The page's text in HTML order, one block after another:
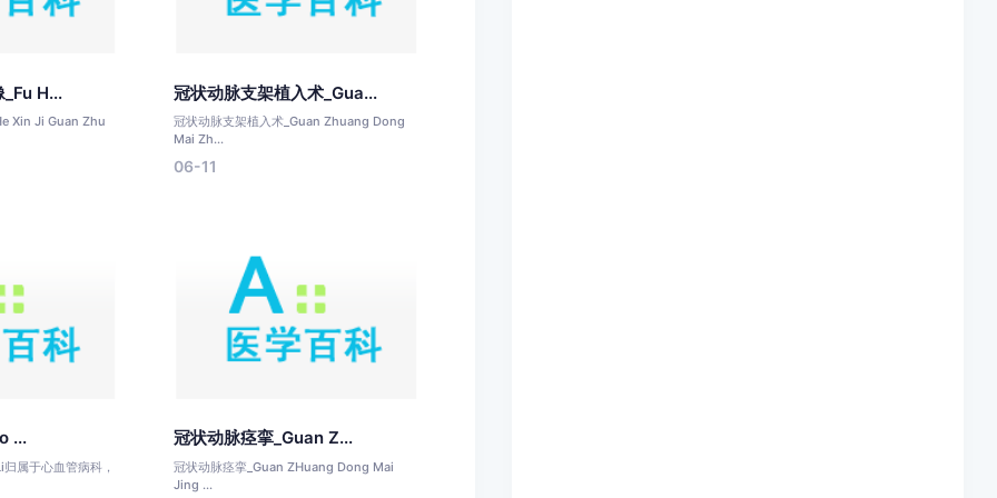
H...
Xin Ji Guan Zhu
冠状动脉支架植入术_Gua...
冠状动脉支架植入术_Guan Zhuang Dong
Mai Zh...
06-11
...
属于心血管病科，
冠状动脉痉挛_Guan Z...
冠状动脉痉挛_Guan ZHuang Dong Mai
Jing ...